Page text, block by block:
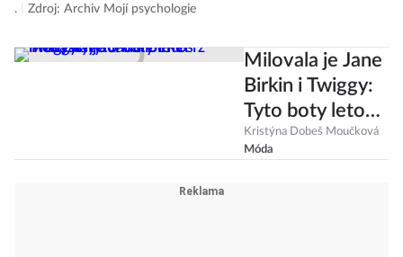
. Zdroj: Archiv Mojí psychologie
Milovala je Jane
Birkin i Twiggy:
Tyto boty letos z
módy vytlačí
oblíbené
Kristýna Dobeš Moučková
Móda